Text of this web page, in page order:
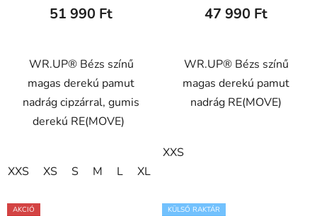
51 990 Ft
WR.UP® Bézs színű
magas derekú pamut
nadrág cipzárral, gumis
derekú RE(MOVE)
XXS XS S M L XL
47 990 Ft
WR.UP® Bézs színű
magas derekú pamut
nadrág RE(MOVE)
XXS
AKCIÓ
KÜLSŐ RAKTÁR